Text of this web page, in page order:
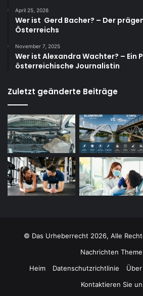
April 25, 2026
Wer ist Gerd Bacher? – Der
Österreichs
November 7, 2025
Wer ist Alexandra Wachter? – Ein
österreichische Journalistin
Zuletzt geänderte Beiträge
© Das Urheberrecht 2026, Alle
Nachrichten
Heim
Datenschutzrichtlinie
Kontaktieren Sie